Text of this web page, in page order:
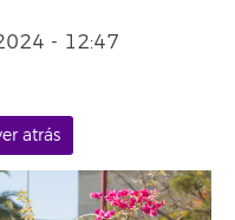
- 12:47
atrás